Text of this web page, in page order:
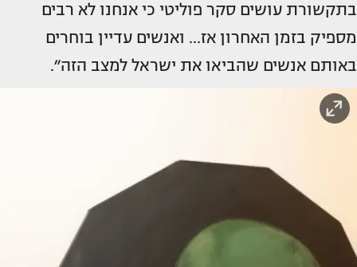
בתקשורת עושים סקר פוליטי כי אנחנו לא רבים
מספיק בזמן האחרון אז... ואנשים עדיין בוחרים
באותם אנשים שהביאו את ישראל למצב הזה״.